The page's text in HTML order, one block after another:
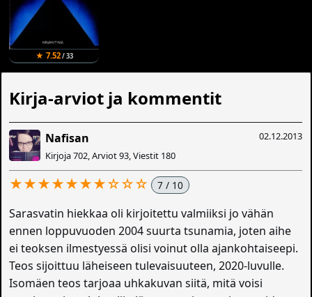
★ 7.52/ 33
Kirja-arviot ja kommentit
02.12.2013
Nafisan
Kirjoja 702, Arviot 93, Viestit 180
★★★★★★★☆☆☆ 7 / 10
Sarasvatin hiekkaa oli kirjoitettu valmiiksi jo vähän
ennen loppuvuoden 2004 suurta tsunamia, joten aihe
ei teoksen ilmestyessä olisi voinut olla ajankohtaiseepi.
Teos sijoittuu läheiseen tulevaisuuteen, 2020-luvulle.
Isomäen teos tarjoaa uhkakuvan siitä, mitä voisi